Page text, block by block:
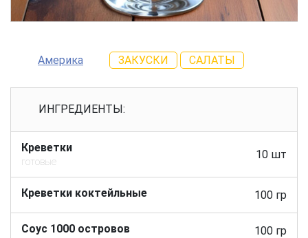
Америка ЗАКУСКИ САЛАТЫ
ИНГРЕДИЕНТЫ:
Креветки
готовые
10 шт
Креветки коктейльные 100 гр
Соус 1000 островов 100 гр